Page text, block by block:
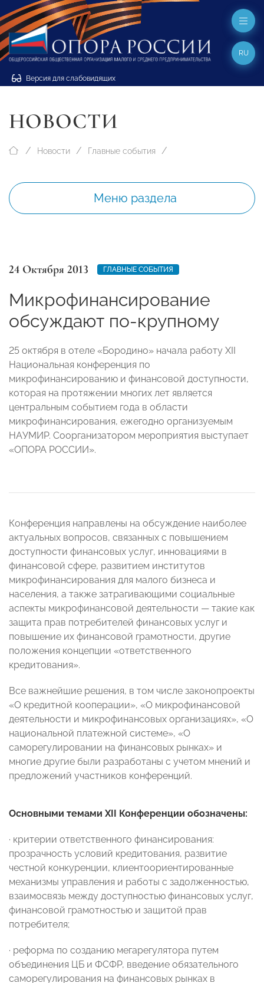
Версия для слабовидящих
RU
НОВОСТИ
Новости Главные события
Меню раздела
24 Октября 2013 ГЛАВНЫЕ СОБЫТИЯ
Микрофинансирование
обсуждают по-крупному
25 октября в отеле «Бородино» начала работу XII
Национальная конференция по
микрофинансированию и финансовой доступности,
которая на протяжении многих лет является
центральным событием года в области
микрофинансирования, ежегодно организуемым
НАУМИР. Соорганизатором мероприятия выступает
«ОПОРА РОССИИ».
Конференция направлены на обсуждение наиболее
актуальных вопросов, связанных с повышением
доступности финансовых услуг, инновациями в
финансовой сфере, развитием институтов
микрофинансирования для малого бизнеса и
населения, а также затрагивающими социальные
аспекты микрофинансовой деятельности — такие как
защита прав потребителей финансовых услуг и
повышение их финансовой грамотности, другие
положения концепции «ответственного
кредитования».
Все важнейшие решения, в том числе законопроекты
«О кредитной кооперации», «О микрофинансовой
деятельности и микрофинансовых организациях», «О
национальной платежной системе», «О
саморегулировании на финансовых рынках» и
многие другие были разработаны с учетом мнений и
предложений участников конференций.
Основными темами XII Конференции обозначены:
· критерии ответственного финансирования:
прозрачность условий кредитования, развитие
честной конкуренции, клиентоориентированные
механизмы управления и работы с задолженностью,
взаимосвязь между доступностью финансовых услуг,
финансовой грамотностью и защитой прав
потребителя;
· реформа по созданию мегарегулятора путем
объединения ЦБ и ФСФР, введение обязательного
саморегулирования на финансовых рынках в